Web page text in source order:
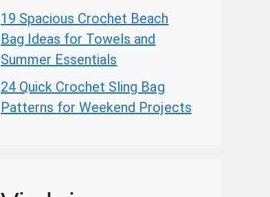
19 Spacious Crochet Beach
Bag Ideas for Towels and
Summer Essentials
24 Quick Crochet Sling Bag
Patterns for Weekend Projects